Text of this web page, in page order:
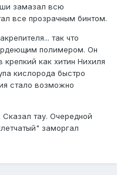
замазал всю
все прозрачным бинтом.
так что
полимером. Он
крепкий как хитин Нихиля
кислорода быстро
стало возможно
Сказал тау. Очередной
заморгал